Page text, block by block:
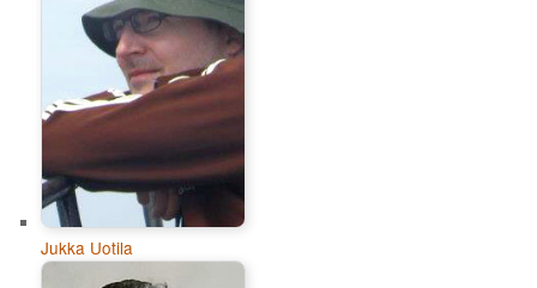
Jukka Uotila